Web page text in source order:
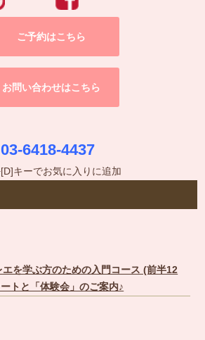
ご予約はこちら
お問い合わせはこちら
03-6418-4437
キーでお気に入りに追加
を学ぶ方のための入門コース (前半12
トと「体験会」のご案内♪